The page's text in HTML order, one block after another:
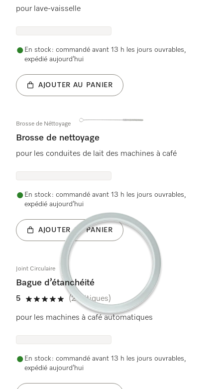
pour lave-vaisselle
En stock : commandé avant 13 h les jours ouvrables,
expédié aujourd’hui
AJOUTER AU PANIER
Brosse de Néttoyage
Brosse de nettoyage
pour les conduites de lait des machines à café
En stock : commandé avant 13 h les jours ouvrables,
expédié aujourd’hui
AJOUTER AU PANIER
Joint Circulaire
Bague d’étanchéité
5
5 étoiles sur 5
(2 critiques)
pour les machines à café automatiques
En stock : commandé avant 13 h les jours ouvrables,
expédié aujourd’hui